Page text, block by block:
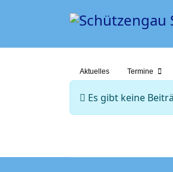
Aktuelles Termine
Information
Es gibt keine